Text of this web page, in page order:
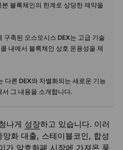
블록체인의 한계로 상당한 제약을
구축된 오스모시스 DEX는 고급 기술
내에서 블록체인 상호 운용성을 제
다른 DEX와 차별화되는 새로운 기능
그 내용을 소개합니다.
나게 성장하고 있습니다. 이러
화 대출, 스테이블코인, 합성
가 암호화폐 시장에 가져온 풍